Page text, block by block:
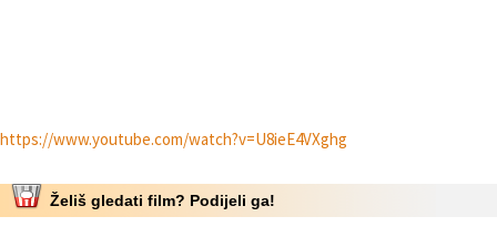
https://www.youtube.com/watch?v=U8ieE4VXghg
Želiš gledati film? Podijeli ga!